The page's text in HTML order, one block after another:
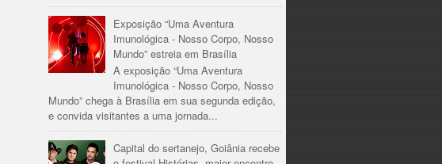
Exposição “Uma Aventura
Imunológica - Nosso Corpo, Nosso
Mundo” estreia em Brasília
A exposição “Uma Aventura
Imunológica - Nosso Corpo, Nosso
Mundo” chega à Brasília em sua segunda edição,
e convida visitantes a uma jornada...
Capital do sertanejo, Goiânia recebe